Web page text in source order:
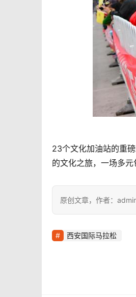
23个文化加油站的重
的文化之旅，一场多
原创文章，作者：
西安国际马拉松